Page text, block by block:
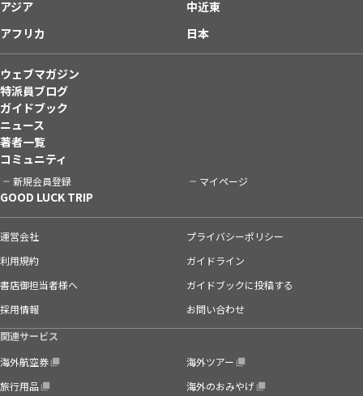
アジア
中近東
アフリカ
日本
ウェブマガジン
特派員ブログ
ガイドブック
ニュース
著者一覧
コミュニティ
新規会員登録 マイページ
GOOD LUCK TRIP
運営会社
プライバシーポリシー
利用規約
ガイドライン
書店御担当者様へ
ガイドブックに投稿する
採用情報
お問い合わせ
関連サービス
海外航空券
海外ツアー
旅行用品
海外のおみやげ